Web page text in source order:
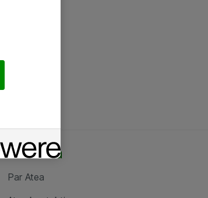
Par Atea
Par Atea